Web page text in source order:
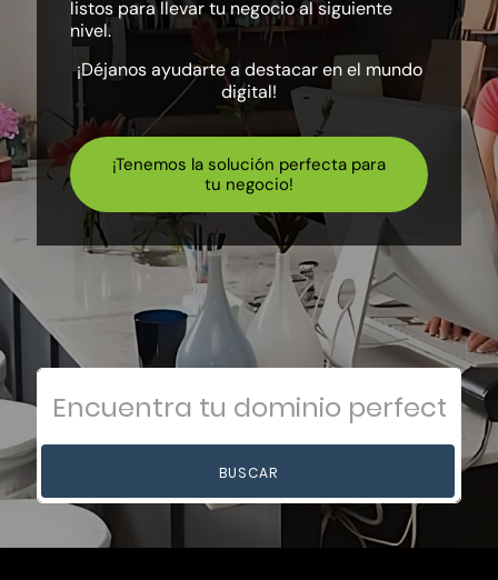
listos para llevar tu negocio al siguiente
nivel.
¡Déjanos ayudarte a destacar en el mundo
digital!
¡Tenemos la solución perfecta para
tu negocio!
BUSCAR